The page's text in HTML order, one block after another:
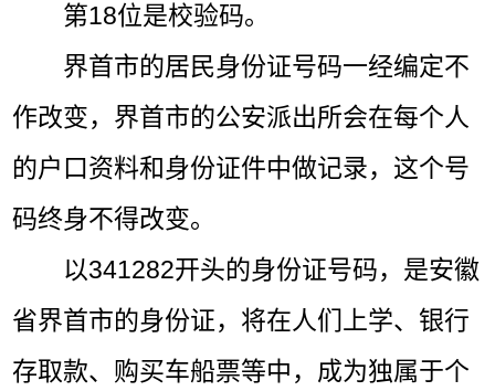
第18位是校验码。
界首市的居民身份证号码一经编定不
作改变，界首市的公安派出所会在每个人
的户口资料和身份证件中做记录，这个号
码终身不得改变。
以341282开头的身份证号码，是安徽
省界首市的身份证，将在人们上学、银行
存取款、购买车船票等中，成为独属于个